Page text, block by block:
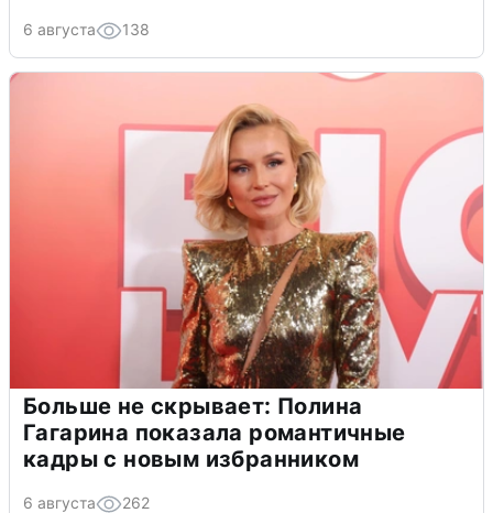
6 августа 138
Больше не скрывает: Полина
Гагарина показала романтичные
кадры с новым избранником
6 августа 262